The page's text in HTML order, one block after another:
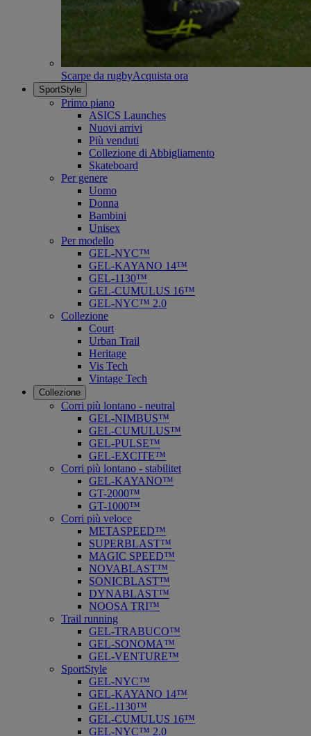
Scarpe da rugbyAcquista ora
SportStyle
Primo piano
ASICS Launches
Nuovi arrivi
Più venduti
Collezione di Abbigliamento
Skateboard
Per genere
Uomo
Donna
Bambini
Unisex
Per modello
GEL-NYC™
GEL-KAYANO 14™
GEL-1130™
GEL-CUMULUS 16™
GEL-NYC™ 2.0
Collezione
Court
Urban Trail
Heritage
Vis Tech
Vintage Tech
Collezione
Corri più lontano - neutral
GEL-NIMBUS™
GEL-CUMULUS™
GEL-PULSE™
GEL-EXCITE™
Corri più lontano - stabilitet
GEL-KAYANO™
GT-2000™
GT-1000™
Corri più veloce
METASPEED™
SUPERBLAST™
MAGIC SPEED™
NOVABLAST™
SONICBLAST™
DYNABLAST™
NOOSA TRI™
Trail running
GEL-TRABUCO™
GEL-SONOMA™
GEL-VENTURE™
SportStyle
GEL-NYC™
GEL-KAYANO 14™
GEL-1130™
GEL-CUMULUS 16™
GEL-NYC™ 2.0